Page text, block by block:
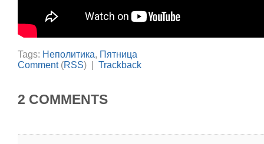
Tags: Неполитика, Пятница
Comment(RSS) | Trackback
2 COMMENTS